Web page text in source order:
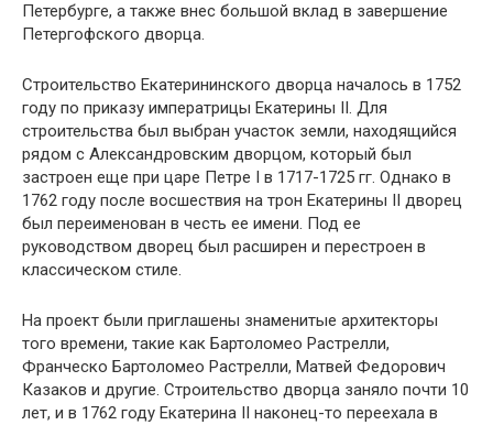
Петербурге, а также внес большой вклад в завершение
Петергофского дворца.
Строительство Екатерининского дворца началось в 1752
году по приказу императрицы Екатерины II. Для
строительства был выбран участок земли, находящийся
рядом с Александровским дворцом, который был
застроен еще при царе Петре I в 1717-1725 гг. Однако в
1762 году после восшествия на трон Екатерины II дворец
был переименован в честь ее имени. Под ее
руководством дворец был расширен и перестроен в
классическом стиле.
На проект были приглашены знаменитые архитекторы
того времени, такие как Бартоломео Растрелли,
Франческо Бартоломео Растрелли, Матвей Федорович
Казаков и другие. Строительство дворца заняло почти 10
лет, и в 1762 году Екатерина II наконец-то переехала в